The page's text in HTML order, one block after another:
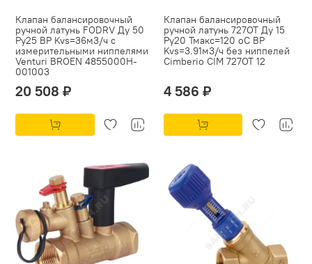
Клапан балансировочный
ручной латунь FODRV Ду 50
Ру25 ВР Kvs=36м3/ч с
измерительными ниппелями
Venturi BROEN 4855000H-
001003
20 508 ₽
Клапан балансировочный
ручной латунь 727ОТ Ду 15
Ру20 Тмакс=120 оС ВР
Kvs=3.91м3/ч без ниппелей
Cimberio CIM 727OT 12
4 586 ₽